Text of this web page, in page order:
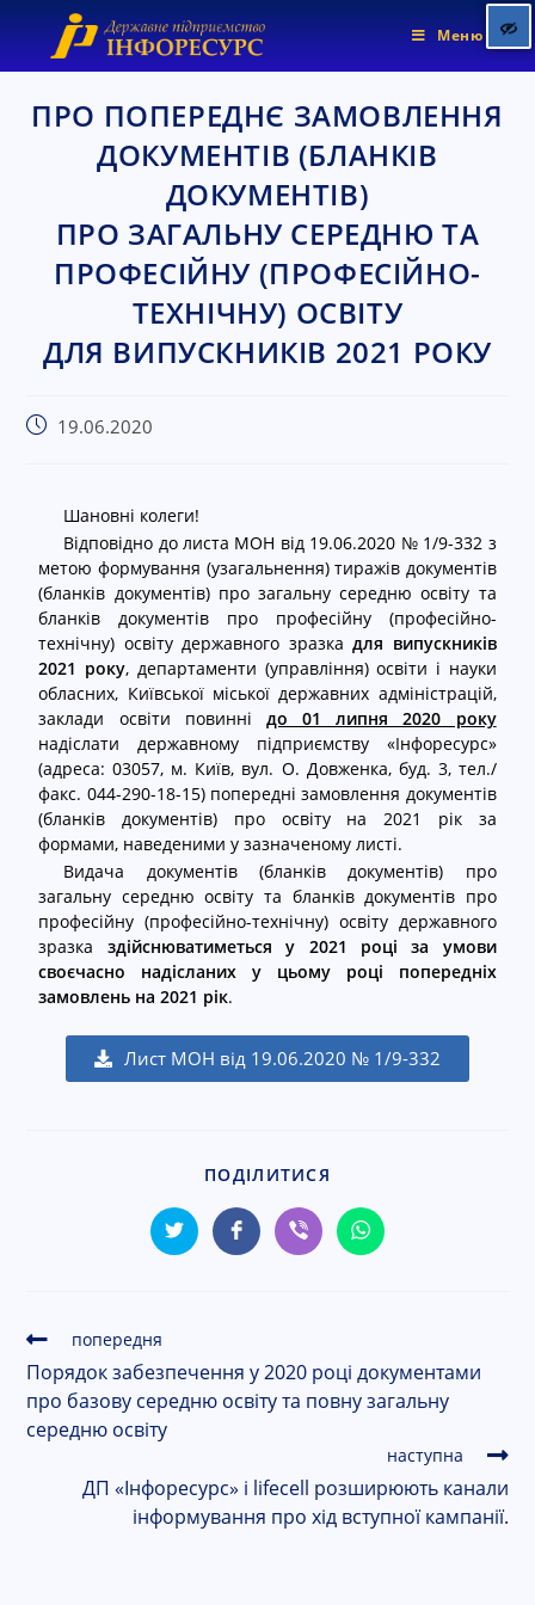
title Позначити заголовки
Колір фону
zoom_out Зменшити
zoom_in Збільшити
remove_circle_outline Зменшити шрифт
add_circle_outline Збільшити шрифт
brightness_low Темніший контраст
font_download Позначити посилання
С
к
и
н
у
и
п
а
р
м
е
т
р
и
cached
Меню
ПРО ПОПЕРЕДНЄ ЗАМОВЛЕННЯ
ДОКУМЕНТІВ (БЛАНКІВ
ДОКУМЕНТІВ)
ПРО ЗАГАЛЬНУ СЕРЕДНЮ ТА
ПРОФЕСІЙНУ (ПРОФЕСІЙНО-
ТЕХНІЧНУ) ОСВІТУ
ДЛЯ ВИПУСКНИКІВ 2021 РОКУ
19.06.2020
Шановні колеги!
Відповідно до листа МОН від 19.06.2020 № 1/9-332 з
метою формування (узагальнення) тиражів документів
(бланків документів) про загальну середню освіту та
бланків документів про професійну (професійно-
технічну) освіту державного зразкадля випускників
2021 року, департаменти (управління) освіти і науки
обласних, Київської міської державних адміністрацій,
заклади освіти повинні до 01 липня 2020 року
надіслати державному підприємству «Інфоресурс»
(адреса: 03057, м. Київ, вул. О. Довженка, буд. 3, тел./
факс. 044-290-18-15) попередні замовлення документів
(бланків документів) про освіту на 2021 рік за
формами, наведеними у зазначеному листі.
Видача документів (бланків документів) про
загальну середню освіту та бланків документів про
професійну (професійно-технічну) освіту державного
зразка здійснюватиметься у 2021 році за умови
своєчасно надісланих у цьому році попередніх
замовлень на 2021 рік.
Лист МОН від 19.06.2020 № 1/9-332
ПОДІЛИТИСЯ
попередня
Порядок забезпечення у 2020 році документами
про базову середню освіту та повну загальну
середню освіту
наступна
ДП «Інфоресурс» і lifecell розширюють канали
інформування про хід вступної кампанії.